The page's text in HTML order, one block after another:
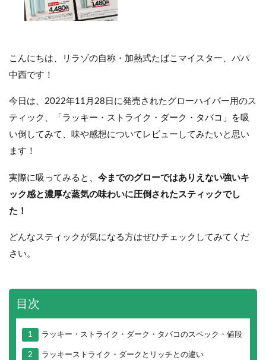
こんにちは、リラゾの自称・加熱式たばこマイスター、パパ
中西です！
今日は、2022年11月28日に発売されたグローハイパー用のス
ティック、「ラッキー・ストライク・ダーク・タバコ」を吸
い倒してみて、味や感想についてレビューしてみたいと思い
ます！
実際に吸ってみると、 今までのグローではありえない強いキ
ック感と濃厚な蒸気の味わいに圧倒されたスティックでし
た！
どんなスティックが気になる方はぜひチェックしてみてくだ
さい。
目次
1 ラッキー・ストライク・ダーク・タバコのスペック・値段
2 ラッキーストライク・ダークとリッチとの違い